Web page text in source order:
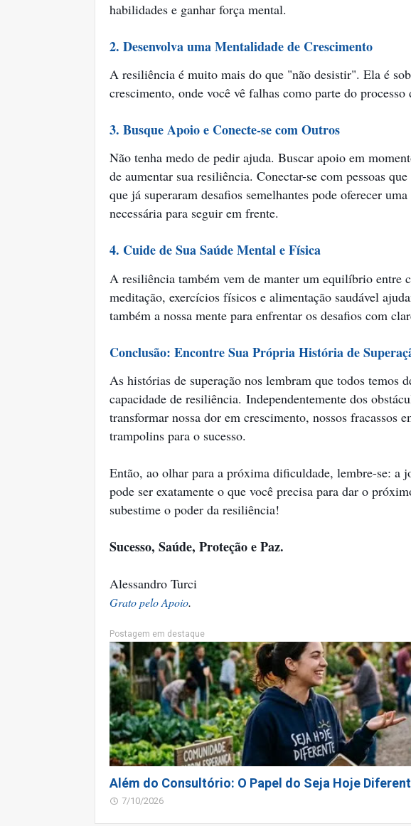
habilidades e ganhar força mental.
2. Desenvolva uma Mentalidade de Crescimento
A resiliência é muito mais do que "não desistir". Ela é
crescimento, onde você vê falhas como parte do
3. Busque Apoio e Conecte-se com Outros
Não tenha medo de pedir ajuda. Buscar apoio em
de aumentar sua resiliência. Conectar-se com pessoas
que já superaram desafios semelhantes pode oferecer
necessária para seguir em frente.
4. Cuide de Sua Saúde Mental e Física
A resiliência também vem de manter um equilíbrio entre
meditação, exercícios físicos e alimentação saudável
também a nossa mente para enfrentar os desafios com
Conclusão: Encontre Sua Própria História de
As histórias de superação nos lembram que todos temos
capacidade de resiliência. Independentemente dos
transformar nossa dor em crescimento, nossos fracassos
trampolins para o sucesso.
Então, ao olhar para a próxima dificuldade, lembre-se: a
pode ser exatamente o que você precisa para dar o
subestime o poder da resiliência!
Sucesso, Saúde, Proteção e Paz.
Alessandro Turci
Grato pelo Apoio.
Postagem em destaque
Além do Consultório: O Papel do Seja Hoje
7/10/2026